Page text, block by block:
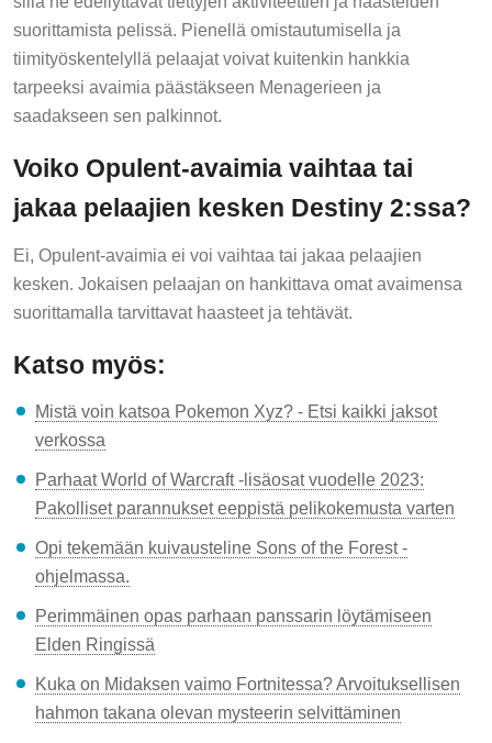
suorittamista pelissä. Pienellä omistautumisella ja
tiimityöskentelyllä pelaajat voivat kuitenkin hankkia
tarpeeksi avaimia päästäkseen Menagerieen ja
saadakseen sen palkinnot.
Voiko Opulent-avaimia vaihtaa tai
jakaa pelaajien kesken Destiny 2:ssa?
Ei, Opulent-avaimia ei voi vaihtaa tai jakaa pelaajien
kesken. Jokaisen pelaajan on hankittava omat avaimensa
suorittamalla tarvittavat haasteet ja tehtävät.
Katso myös:
Mistä voin katsoa Pokemon Xyz? - Etsi kaikki jaksot
verkossa
Parhaat World of Warcraft -lisäosat vuodelle 2023:
Pakolliset parannukset eeppistä pelikokemusta varten
Opi tekemään kuivausteline Sons of the Forest -
ohjelmassa.
Perimmäinen opas parhaan panssarin löytämiseen
Elden Ringissä
Kuka on Midaksen vaimo Fortnitessa? Arvoituksellisen
hahmon takana olevan mysteerin selvittäminen